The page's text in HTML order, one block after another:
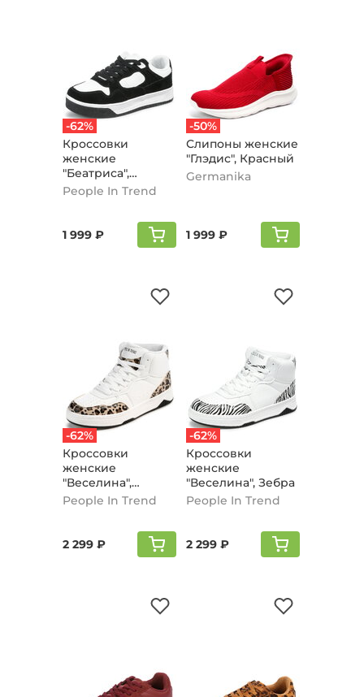
-62%
Кроссовки
женские
"Беатриса",
Черный
People In Trend
1 999 ₽
-50%
Слипоны женские
"Глэдис", Красный
Germanika
1 999 ₽
-62%
Кроссовки
женские
"Веселина",
Леопард
People In Trend
2 299 ₽
-62%
Кроссовки
женские
"Веселина", Зебра
People In Trend
2 299 ₽